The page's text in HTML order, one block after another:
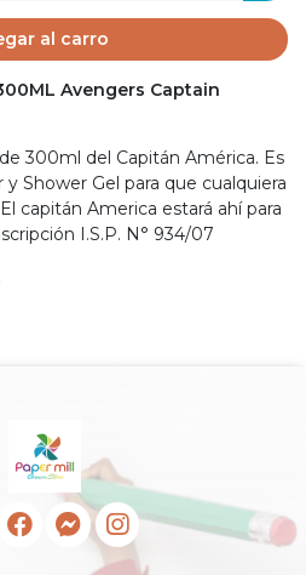
al carro
Avengers Captain
300ml del Capitán América. Es
Shower Gel para que cualquiera
capitán America estará ahí para
I.S.P. N° 934/07